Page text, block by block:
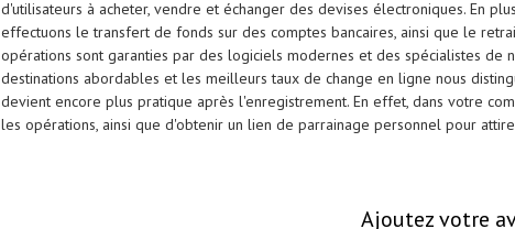
d'utilisateurs à acheter, vendre et échanger des devises électroniques. En
effectuons le transfert de fonds sur des comptes bancaires, ainsi que le
opérations sont garanties par des logiciels modernes et des spécialistes de
destinations abordables et les meilleurs taux de change en ligne nous
devient encore plus pratique après l'enregistrement. En effet, dans votre
les opérations, ainsi que d'obtenir un lien de parrainage personnel pour
Ajoutez votre